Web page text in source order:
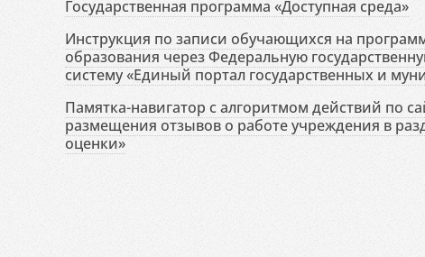
Государственная программа «Доступная среда»
Инструкция по записи обучающихся на
образования через Федеральную
систему «Единый портал государственных и
Памятка-навигатор с алгоритмом действий по
размещения отзывов о работе учреждения в
оценки»